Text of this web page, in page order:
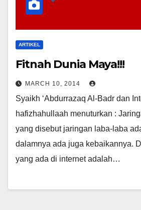
ARTIKEL
Fitnah Dunia Maya!!!
MARCH 10, 2014
Syaikh ‘Abdurrazaq Al-Badr dan
hafizhahullaah menuturkan :
yang disebut jaringan laba-laba
dalamnya ada juga kebaikannya.
yang ada di internet adalah…